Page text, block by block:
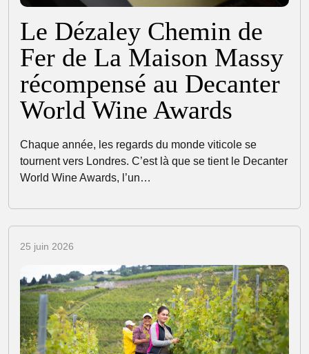
Le Dézaley Chemin de
Fer de La Maison Massy
récompensé au Decanter
World Wine Awards
Chaque année, les regards du monde viticole se
tournent vers Londres. C’est là que se tient le Decanter
World Wine Awards, l’un…
25 juin 2026